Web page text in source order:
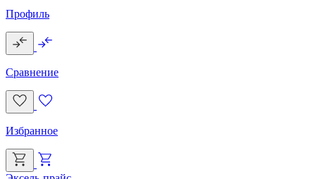
Профиль
Сравнение
Избранное